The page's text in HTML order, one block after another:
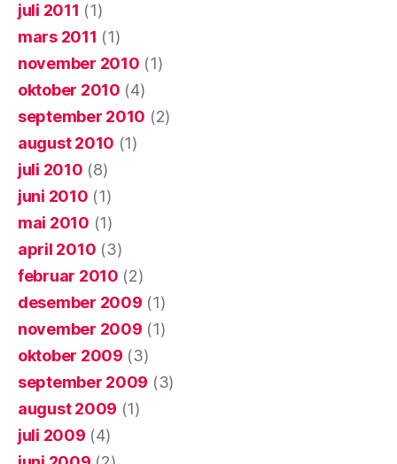
juli 2011 (1)
mars 2011 (1)
november 2010 (1)
oktober 2010 (4)
september 2010 (2)
august 2010 (1)
juli 2010 (8)
juni 2010 (1)
mai 2010 (1)
april 2010 (3)
februar 2010 (2)
desember 2009 (1)
november 2009 (1)
oktober 2009 (3)
september 2009 (3)
august 2009 (1)
juli 2009 (4)